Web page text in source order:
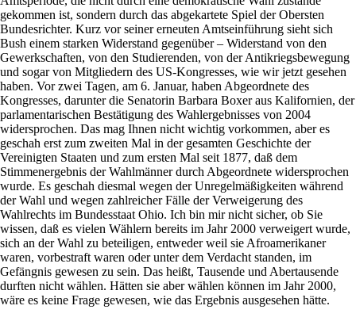
gekommen ist, sondern durch das abgekartete Spiel der Obersten
Bundesrichter. Kurz vor seiner erneuten Amtseinführung sieht sich
Bush einem starken Widerstand gegenüber – Widerstand von den
Gewerkschaften, von den Studierenden, von der Antikriegsbewegung
und sogar von Mitgliedern des US-Kongresses, wie wir jetzt gesehen
haben. Vor zwei Tagen, am 6. Januar, haben Abgeordnete des
Kongresses, darunter die Senatorin Barbara Boxer aus Kalifornien, der
parlamentarischen Bestätigung des Wahlergebnisses von 2004
widersprochen. Das mag Ihnen nicht wichtig vorkommen, aber es
geschah erst zum zweiten Mal in der gesamten Geschichte der
Vereinigten Staaten und zum ersten Mal seit 1877, daß dem
Stimmenergebnis der Wahlmänner durch Abgeordnete widersprochen
wurde. Es geschah diesmal wegen der Unregelmäßigkeiten während
der Wahl und wegen zahlreicher Fälle der Verweigerung des
Wahlrechts im Bundesstaat Ohio. Ich bin mir nicht sicher, ob Sie
wissen, daß es vielen Wählern bereits im Jahr 2000 verweigert wurde,
sich an der Wahl zu beteiligen, entweder weil sie Afroamerikaner
waren, vorbestraft waren oder unter dem Verdacht standen, im
Gefängnis gewesen zu sein. Das heißt, Tausende und Abertausende
durften nicht wählen. Hätten sie aber wählen können im Jahr 2000,
wäre es keine Frage gewesen, wie das Ergebnis ausgesehen hätte.